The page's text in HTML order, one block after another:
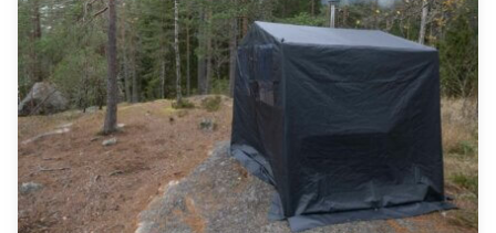
FINDINGS